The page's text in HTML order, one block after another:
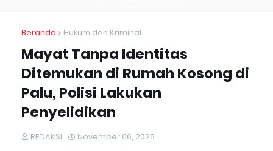
Beranda Hukum dan Kriminal
Mayat Tanpa Identitas
Ditemukan di Rumah Kosong di
Palu, Polisi Lakukan
Penyelidikan
REDAKSI November 06, 2025